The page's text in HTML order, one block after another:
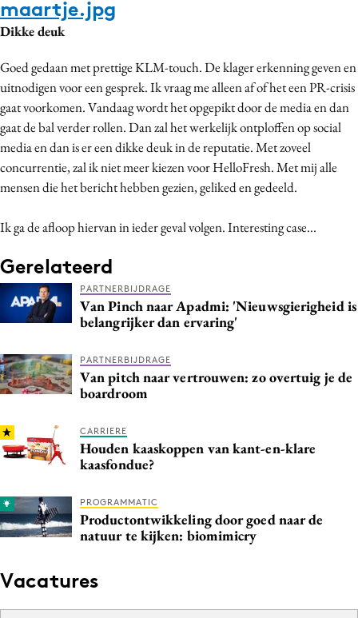
maartje.jpg
Dikke deuk
Goed gedaan met prettige KLM-touch. De klager erkenning geven en
uitnodigen voor een gesprek. Ik vraag me alleen af of het een PR-crisis
gaat voorkomen. Vandaag wordt het opgepikt door de media en dan
gaat de bal verder rollen. Dan zal het werkelijk ontploffen op social
media en dan is er een dikke deuk in de reputatie. Met zoveel
concurrentie, zal ik niet meer kiezen voor HelloFresh. Met mij alle
mensen die het bericht hebben gezien, geliked en gedeeld.
Ik ga de afloop hiervan in ieder geval volgen. Interesting case...
Gerelateerd
PARTNERBIJDRAGE
Van Pinch naar Apadmi: 'Nieuwsgierigheid is
belangrijker dan ervaring'
PARTNERBIJDRAGE
Van pitch naar vertrouwen: zo overtuig je de
boardroom
CARRIERE
Houden kaaskoppen van kant-en-klare
kaasfondue?
PROGRAMMATIC
Productontwikkeling door goed naar de
natuur te kijken: biomimicry
Vacatures